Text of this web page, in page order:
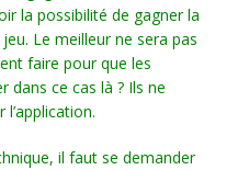
la possibilité de gagner la
Le meilleur ne sera pas
faire pour que les
dans ce cas là ? Ils ne
il faut se demander